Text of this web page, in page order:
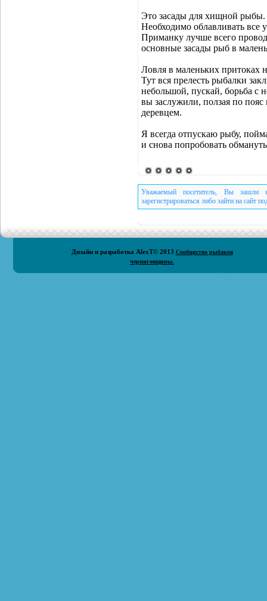
Это засады для хищной рыбы.
Необходимо облавливать все
Приманку лучше всего
основные засады рыб в
Ловля в маленьких притоках
Тут вся прелесть рыбалки
небольшой, пускай, борьба с
вы заслужили, ползая по
деревцем.
Я всегда отпускаю рыбу,
и снова попробовать
Уважаемый посетитель, Вы зашли
зарегистрироваться либо зайти на сайт
Дизайн и разработка AlexT© 2013 Сообщество рыбаков
черниговщины.